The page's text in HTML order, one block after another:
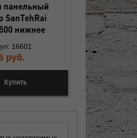
панельный
SanTehRai
нижнее
16601
руб.
Купить